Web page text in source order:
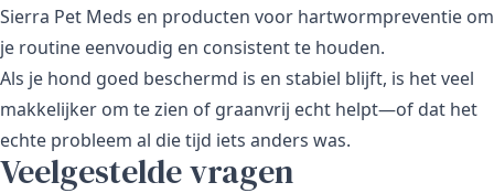
Sierra Pet Meds en producten voor hartwormpreventie om
je routine eenvoudig en consistent te houden.
Als je hond goed beschermd is en stabiel blijft, is het veel
makkelijker om te zien of graanvrij echt helpt—of dat het
echte probleem al die tijd iets anders was.
Veelgestelde vragen